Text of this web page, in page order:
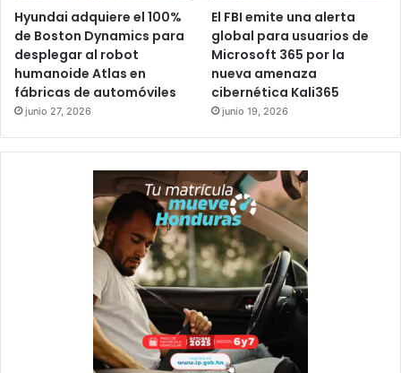
Hyundai adquiere el 100%
de Boston Dynamics para
desplegar al robot
humanoide Atlas en
fábricas de automóviles
junio 27, 2026
El FBI emite una alerta
global para usuarios de
Microsoft 365 por la
nueva amenaza
cibernética Kali365
junio 19, 2026